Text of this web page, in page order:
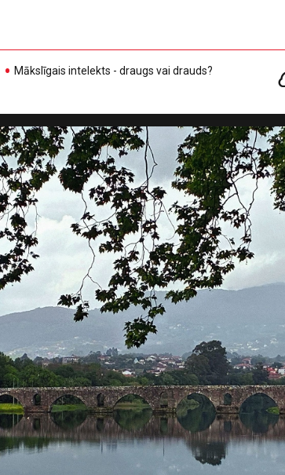
Mākslīgais intelekts - draugs vai drauds?